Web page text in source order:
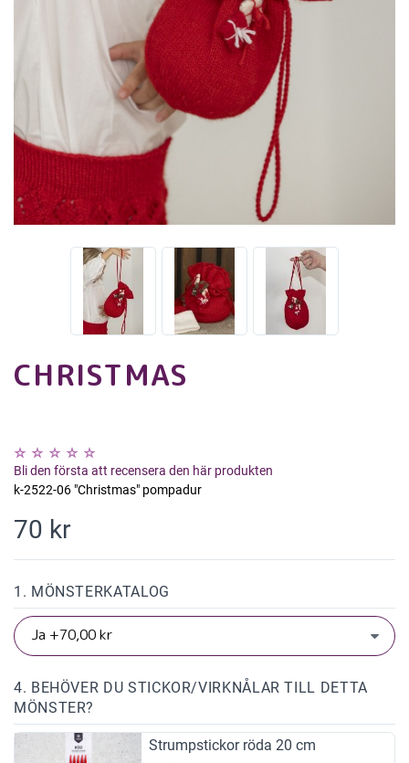
CHRISTMAS
Bli den första att recensera den här produkten
k-2522-06 "Christmas" pompadur
70 kr
1. MÖNSTERKATALOG
4. BEHÖVER DU STICKOR/VIRKNÅLAR TILL DETTA
MÖNSTER?
Strumpstickor röda 20 cm